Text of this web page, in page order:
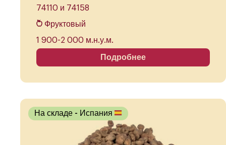
74110 и 74158
Фруктовый
1 900-2 000 м.н.у.м.
Подробнее
На складе - Испания